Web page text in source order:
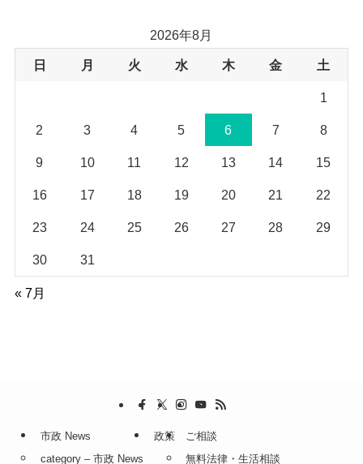
ブ
2026年8月
日 月 火 水 木 金 土
1
2 3 4 5 6 7 8
9 10 11 12 13 14 15
16 17 18 19 20 21 22
23 24 25 26 27 28 29
30 31
« 7月
市政 News
category – 市政 News
政策
ご相談
無料法律・生活相談